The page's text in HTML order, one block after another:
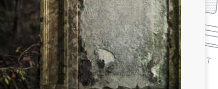
1
Fogadóépület
Szertartási épület
Gettóemlékmű